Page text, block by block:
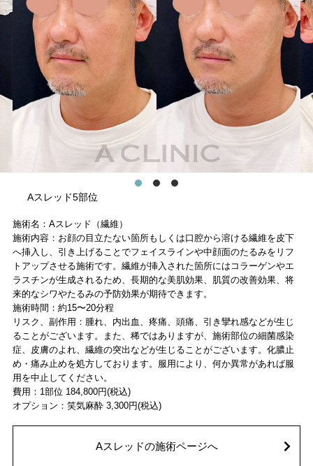
Aスレッド5部位
施術名：Aスレッド（繊維）
施術内容：お顔の目立たない箇所もしくは口腔から溶ける繊維を皮下
へ挿入し、引き上げることでフェイスラインや中顔面のたるみをリフ
トアップさせる施術です。繊維が挿入された箇所にはコラーゲンやエ
ラスチンが生成されるため、長期的な美肌効果、肌質の改善効果、将
来的なシワやたるみの予防効果が期待できます。
施術時間：約15〜20分程
リスク、副作用：腫れ、内出血、疼痛、頭痛、引き攣れ感などが生じ
ることがございます。また、稀ではありますが、施術部位の細菌感染
症、皮膚のよれ、繊維の突出などが生じることがございます。化膿止
め・痛み止めを処方しております。服用により、何か異常があれば服
用を中止してください。
費用：1部位 184,800円(税込)
オプション：笑気麻酔 3,300円(税込)
Aスレッドの施術ページへ